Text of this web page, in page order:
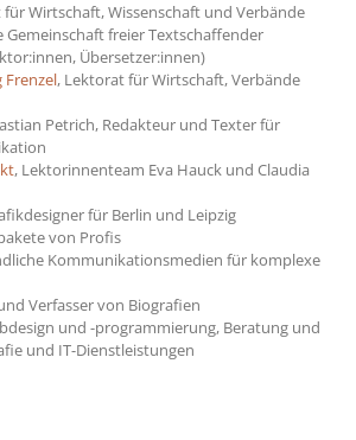
Wirtschaft, Wissenschaft und Verbände
Gemeinschaft freier Textschaffender
Übersetzer:innen)
Frenzel, Lektorat für Wirtschaft, Verbände
Petrich, Redakteur und Texter für
, Lektorinnenteam Eva Hauck und Claudia
für Berlin und Leipzig
von Profis
Kommunikationsmedien für komplexe
Verfasser von Biografien
und -programmierung, Beratung und
und IT-Dienstleistungen